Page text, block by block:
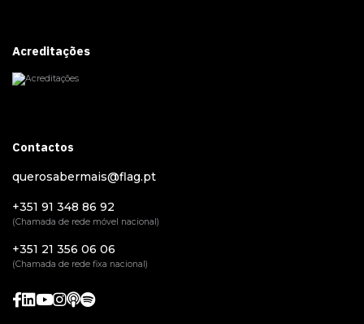
Acreditações
Contactos
querosabermais@flag.pt
+351 91 348 86 92
(Chamada de rede móvel nacional)
+351 21 356 06 06
(Chamada de rede fixa nacional)